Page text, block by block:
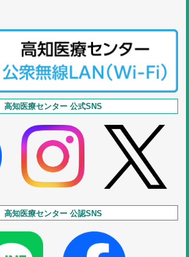
高知医療センター 公式SNS
高知医療センター 公認SNS